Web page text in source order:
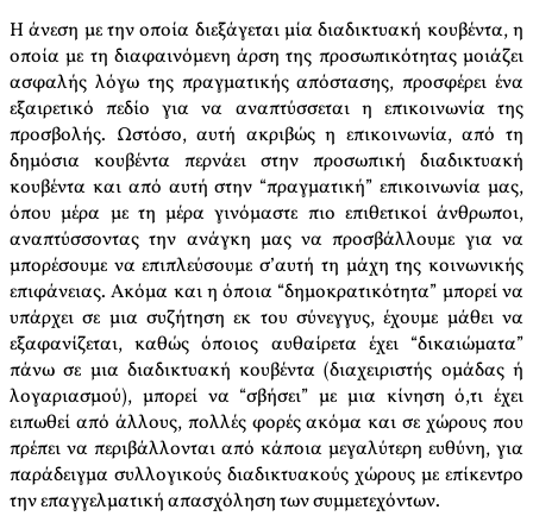
Η άνεση με την οποία διεξάγεται μία διαδικτυακή κουβέντα, η
οποία με τη διαφαινόμενη άρση της προσωπικότητας μοιάζει
ασφαλής λόγω της πραγματικής απόστασης, προσφέρει ένα
εξαιρετικό πεδίο για να αναπτύσσεται η επικοινωνία της
προσβολής. Ωστόσο, αυτή ακριβώς η επικοινωνία, από τη
δημόσια κουβέντα περνάει στην προσωπική διαδικτυακή
κουβέντα και από αυτή στην “πραγματική” επικοινωνία μας,
όπου μέρα με τη μέρα γινόμαστε πιο επιθετικοί άνθρωποι,
αναπτύσσοντας την ανάγκη μας να προσβάλλουμε για να
μπορέσουμε να επιπλεύσουμε σ’αυτή τη μάχη της κοινωνικής
επιφάνειας. Ακόμα και η όποια “δημοκρατικότητα” μπορεί να
υπάρχει σε μια συζήτηση εκ του σύνεγγυς, έχουμε μάθει να
εξαφανίζεται, καθώς όποιος αυθαίρετα έχει “δικαιώματα”
πάνω σε μια διαδικτυακή κουβέντα (διαχειριστής ομάδας ή
λογαριασμού), μπορεί να “σβήσει” με μια κίνηση ό,τι έχει
ειπωθεί από άλλους, πολλές φορές ακόμα και σε χώρους που
πρέπει να περιβάλλονται από κάποια μεγαλύτερη ευθύνη, για
παράδειγμα συλλογικούς διαδικτυακούς χώρους με επίκεντρο
την επαγγελματική απασχόληση των συμμετεχόντων.